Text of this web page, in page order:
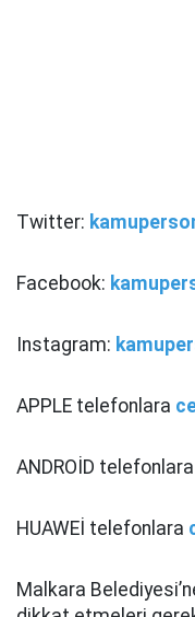
Twitter:
Facebook:
Instagram:
APPLE telefonlara
ANDROİD telefonlara
HUAWEİ telefonlara
Malkara